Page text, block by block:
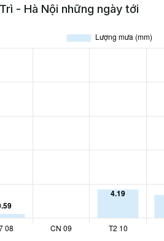
- Hà Nội những ngày tới